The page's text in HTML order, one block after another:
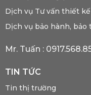
Dịch vụ Tư vấn thiết
Dịch vụ bảo hành,
Mr. Tuấn :
TIN TỨC
Tin thị trường